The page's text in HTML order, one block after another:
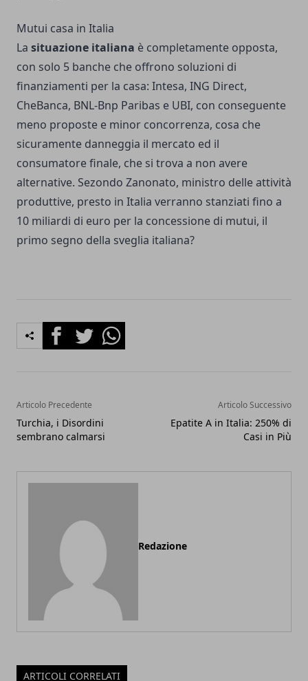
Mutui casa in Italia
La situazione italiana è completamente opposta,
con solo 5 banche che offrono soluzioni di
finanziamenti per la casa: Intesa, ING Direct,
CheBanca, BNL-Bnp Paribas e UBI, con conseguente
meno proposte e minor concorrenza, cosa che
sicuramente danneggia il mercato ed il
consumatore finale, che si trova a non avere
alternative. Sezondo Zanonato, ministro delle attività
produttive, presto in Italia verranno stanziati fino a
10 miliardi di euro per la concessione di mutui, il
primo segno della sveglia italiana?
FacebookTwitterWhatsapp
Articolo Precedente
Turchia, i Disordini
sembrano calmarsi
Articolo Successivo
Epatite A in Italia: 250% di
Casi in Più
Redazione
ARTICOLI CORRELATI